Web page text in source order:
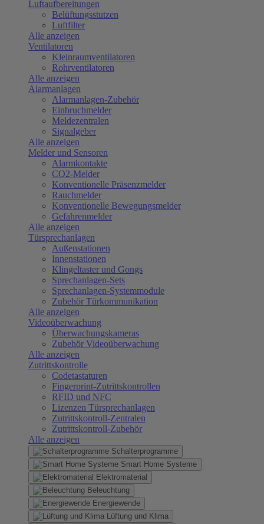
Luftaufbereitungen
Belüftungsstutzen
Luftfilter
Alle anzeigen
Ventilatoren
Kleinraumventilatoren
Rohrventilatoren
Alle anzeigen
Alarmanlagen
Alarmanlagen-Zubehör
Einbruchmelder
Meldezentralen
Signalgeber
Alle anzeigen
Melder und Sensoren
Alarmkontakte
CO2-Melder
Konventionelle Präsenzmelder
Rauchmelder
Konventionelle Bewegungsmelder
Gefahrenmelder
Alle anzeigen
Türsprechanlagen
Außenstationen
Innenstationen
Klingeltaster und Gongs
Sprechanlagen-Sets
Sprechanlagen-Systemmodule
Zubehör Türkommunikation
Alle anzeigen
Videoüberwachung
Überwachungskameras
Zubehör Videoüberwachung
Alle anzeigen
Zutrittskontrolle
Codetastaturen
Fingerprint-Zutrittskontrollen
RFID und NFC
Lizenzen Türsprechanlagen
Zutrittskontroll-Zentralen
Zutrittskontroll-Zubehör
Alle anzeigen
Schalterprogramme
Smart Home Systeme
Elektromaterial
Beleuchtung
Energiewende
Lüftung und Klima